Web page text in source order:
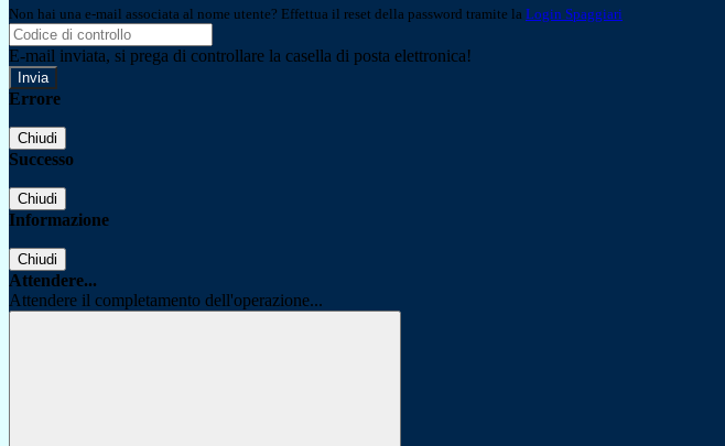
Non hai una e-mail associata al nome utente? Effettua il reset della password tramite la Login Spaggiari
E-mail inviata, si prega di controllare la casella di posta elettronica!
Errore
Chiudi
Successo
Chiudi
Informazione
Chiudi
Attendere...
Attendere il completamento dell'operazione...